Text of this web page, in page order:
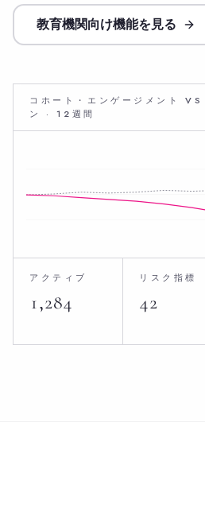
コホート・エンゲージメント VS
ン · 12週間
アクティブ
1,284
リスク指標
42
教育機関向け機能を見る